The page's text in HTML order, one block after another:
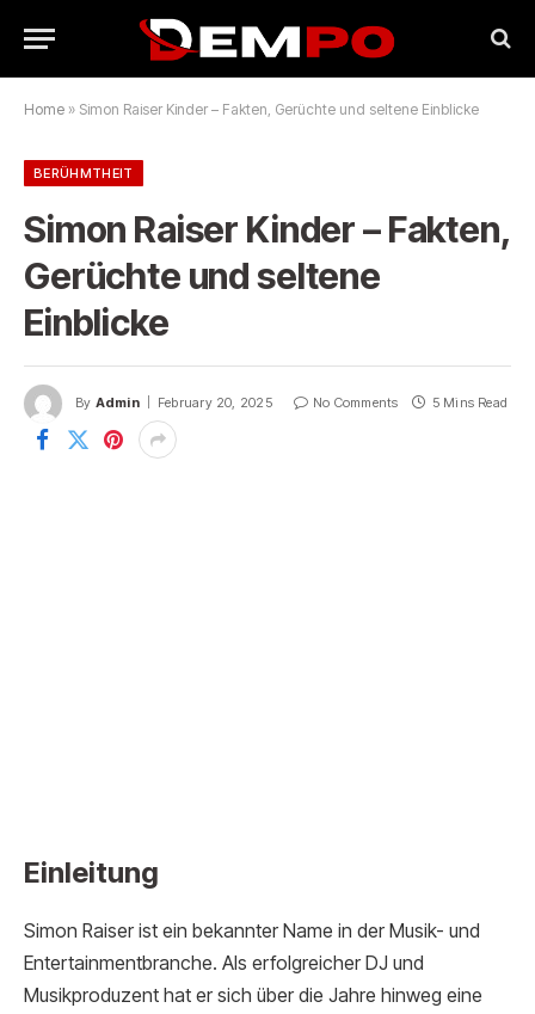
Home » Simon Raiser Kinder – Fakten, Gerüchte und seltene Einblicke
BERÜHMTHEIT
Simon Raiser Kinder – Fakten,
Gerüchte und seltene
Einblicke
By Admin February 20, 2025 No Comments 5 Mins Read
Einleitung
Simon Raiser ist ein bekannter Name in der Musik- und
Entertainmentbranche. Als erfolgreicher DJ und
Musikproduzent hat er sich über die Jahre hinweg eine